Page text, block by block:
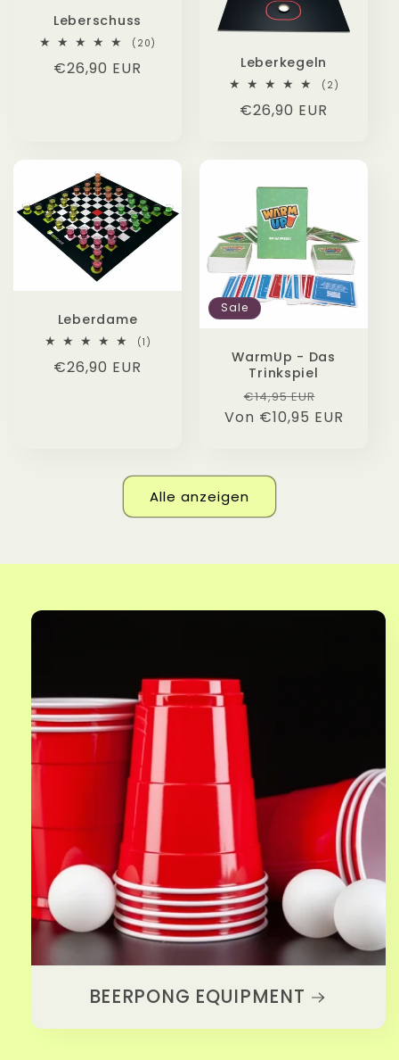
Leberschuss
(20)
Normaler
€26,90 EUR Leberkegeln
(2)
Normaler
€26,90 EUR
Leberdame
(1)
Normaler
€26,90 EUR
Sale
WarmUp - Das
Trinkspiel
Normaler
Preis
€14,95 EUR
Von €10,95 EUR
Alle anzeigen
BEERPONG EQUIPMENT